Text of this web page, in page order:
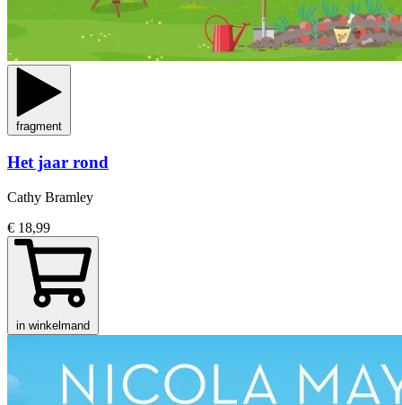
fragment
Het jaar rond
Cathy Bramley
€ 18,99
in winkelmand